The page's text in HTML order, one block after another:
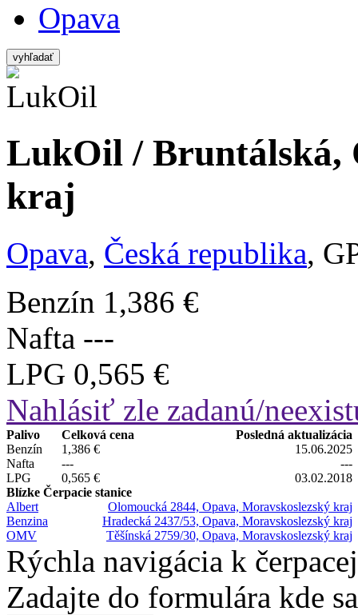
Opava
vyhľadať
LukOil / Bruntálská,
kraj
Opava, Česká republika,
Benzín 1,386 €
Nafta ---
LPG 0,565 €
Nahlásiť zle zadanú/
Palivo Celková cena
Posledná aktualizácia
Benzín
1,386 €
15.06.2025
Nafta
---
---
LPG
0,565 €
03.02.2018
Blízke Čerpacie stanice
Albert
Olomoucká 2844, Opava, Moravskoslezský kraj
Benzina
Hradecká 2437/53, Opava, Moravskoslezský kraj
OMV
Těšínská 2759/30, Opava, Moravskoslezský kraj
Rýchla navigácia k
Zadajte do formulára kde